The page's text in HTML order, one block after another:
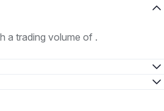
a trading volume of .